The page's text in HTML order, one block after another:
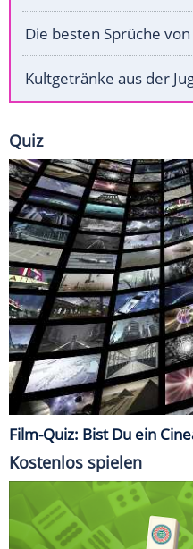
Die besten Sprüche
Kultgetränke aus der
Quiz
Film-Quiz: Bist Du ein
Kostenlos spielen